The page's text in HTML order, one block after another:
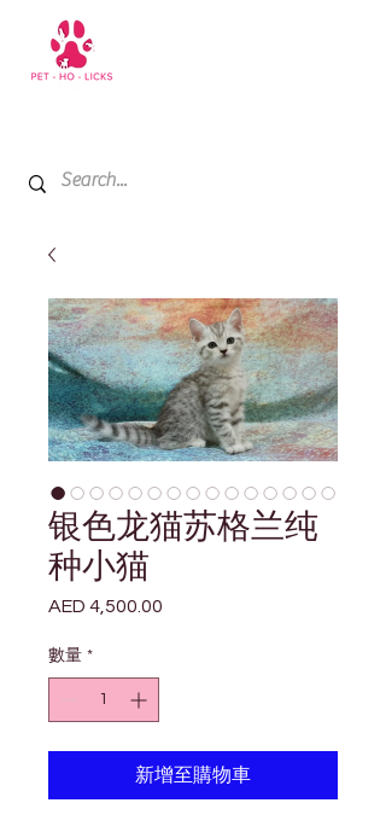
银色龙猫苏格兰纯
种小猫
AED 4,500.00
數量 *
新增至購物車